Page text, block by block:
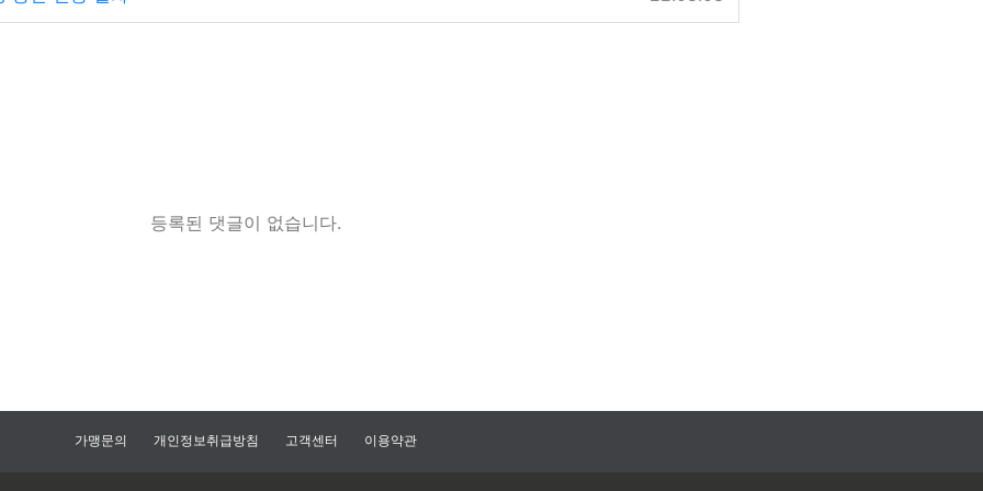
등록된 댓글이 없습니다.
가맹문의 개인정보취급방침 고객센터 이용약관